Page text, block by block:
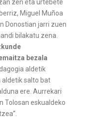
zen eta urtebete
Miguel Muñoa
Donostian jarri zuen
bilakatu zena.
bezala
aldetik
aldetik salto bat
ere. Aurrekari
Tolosan eskualdeko